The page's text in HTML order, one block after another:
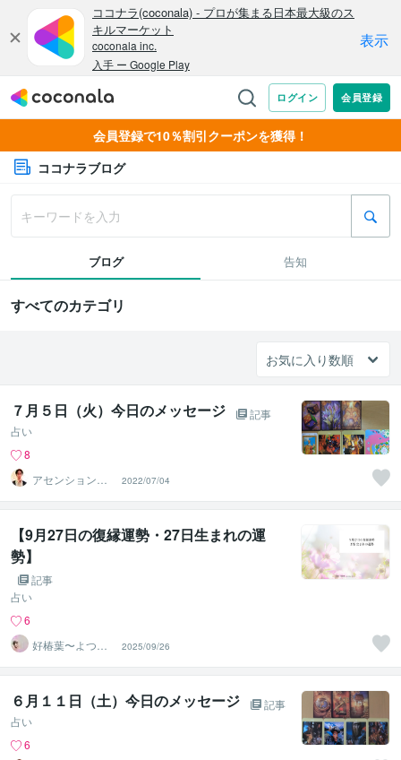
会員登録で10％割引クーポンを獲得！
ココナラブログ
ブログ 告知
すべてのカテゴリ
７月５日（火）今日のメッセージ
記事
占い
8
アセンションナ
ビゲーター和（K
azu）
2022/07/04
【9月27日の復縁運勢・27日生まれの運
勢】
記事
占い
6
好椿葉〜よつ
ば〜
2025/09/26
６月１１日（土）今日のメッセージ
記事
占い
6